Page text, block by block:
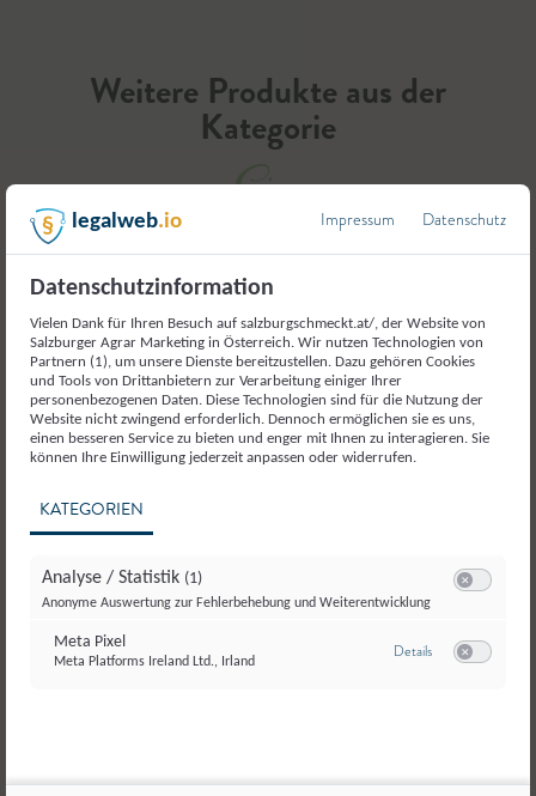
Weitere Produkte aus der
Kategorie
Eier
legalweb.io Impressum Datenschutz
Datenschutzinformation
Vielen Dank für Ihren Besuch auf salzburgschmeckt.at/, der Website von
Salzburger Agrar Marketing in Österreich. Wir nutzen Technologien von
Partnern (1), um unsere Dienste bereitzustellen. Dazu gehören Cookies
und Tools von Drittanbietern zur Verarbeitung einiger Ihrer
personenbezogenen Daten. Diese Technologien sind für die Nutzung der
Website nicht zwingend erforderlich. Dennoch ermöglichen sie es uns,
einen besseren Service zu bieten und enger mit Ihnen zu interagieren. Sie
können Ihre Einwilligung jederzeit anpassen oder widerrufen.
KATEGORIEN
Analyse / Statistik (1)
Anonyme Auswertung zur Fehlerbehebung und Weiterentwicklung
Meta Pixel
Meta Platforms Ireland Ltd., Irland
Detailszu Meta Pixel